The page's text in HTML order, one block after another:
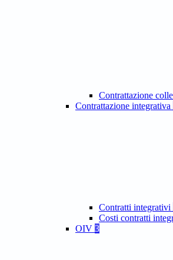
Contrattazione
Contrattazione integrativa
Contratti integrativi
Costi contratti
OIV 3